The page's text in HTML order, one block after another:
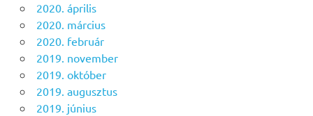
2020. április
2020. március
2020. február
2019. november
2019. október
2019. augusztus
2019. június